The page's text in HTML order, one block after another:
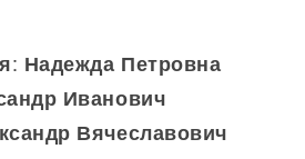
: Надежда Петровна
Иванович
Вячеславович